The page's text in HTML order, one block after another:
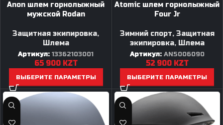
Anon шлем горнолыжный
мужской Rodan
Защитная экипировка,
Шлема
Артикул:13362103001
65 900 KZT
ВЫБЕРИТЕ ПАРАМЕТРЫ
Atomic шлем горнолыжный
Four Jr
Зимний спорт, Защитная
экипировка, Шлема
Артикул: AN5006090
52 900 KZT
ВЫБЕРИТЕ ПАРАМЕТРЫ